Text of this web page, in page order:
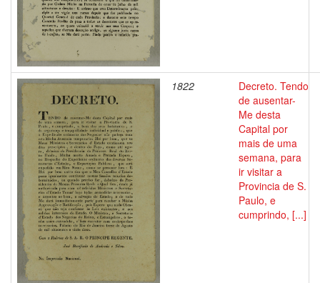
1822
Decreto. Tendo
de ausentar-
Me desta
Capital por
mais de uma
semana, para
ir visitar a
Provincia de S.
Paulo, e
cumprindo, [...]